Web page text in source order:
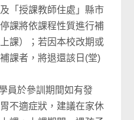
「授課教師住處」縣市
課將依課程性質進行補
課）；若因本校改期或
課者，將退還該日(堂)
員於參訓期間如有發
不適症狀，建議在家休